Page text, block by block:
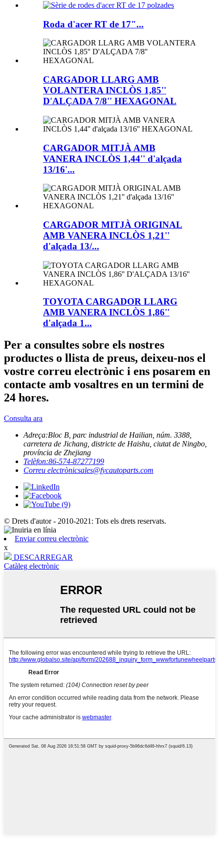
Roda d'acer RT de 17"...
CARGADOR LLARG AMB
VOLANTERA INCLÒS 1,85''
D'ALÇADA 7/8'' HEXAGONAL
CARGADOR MITJÀ AMB
VANERA INCLÒS 1,44'' d'alçada
13/16'...
CARGADOR MITJÀ ORIGINAL
AMB VANERA INCLÒS 1,21''
d'alçada 13/...
TOYOTA CARGADOR LLARG
AMB VANERA INCLÒS 1,86''
d'alçada 1...
Per a consultes sobre els nostres
productes o llista de preus, deixeu-nos el
vostre correu electrònic i ens posarem en
contacte amb vosaltres en un termini de
24 hores.
Consulta ara
Adreça:Bloc B, parc industrial de Hailian, núm. 3388,
carretera de Jichang, districte de Haishu, ciutat de Ningbo,
província de Zhejiang
Telèfon:86-574-87277199
Correu electrònicsales@fycautoparts.com
© Drets d'autor - 2010-2021: Tots els drets reservats.
Enviar correu electrònic
x
DESCARREGAR
Catàleg electrònic